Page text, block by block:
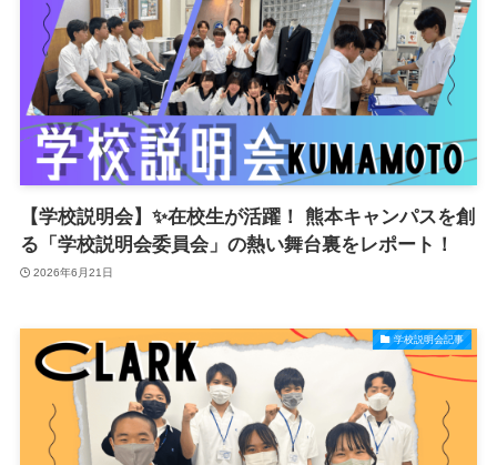
【学校説明会】✨在校生が活躍！ 熊本キャンパスを創
る「学校説明会委員会」の熱い舞台裏をレポート！
2026年6月21日
学校説明会記事